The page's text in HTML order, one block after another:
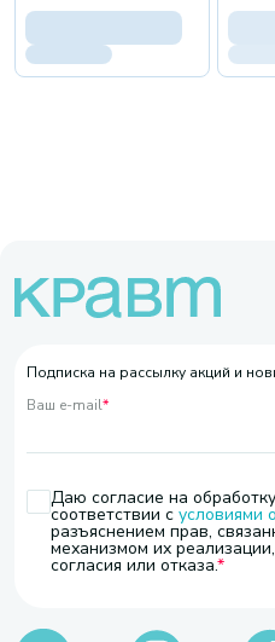
Подписка на рассылку акций и
Ваш e-mail*
Даю согласие на
соответствии с условиями
разъяснением прав,
механизмом их
согласия или отказа.